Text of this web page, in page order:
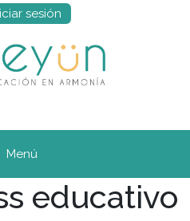
sesión
Menú
educativo